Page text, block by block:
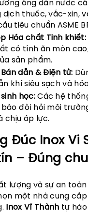
ống dẫn nước
dịch thuốc, vắc-xin,
tiêu chuẩn ASME
Hóa chất Tinh khiết:
có tính ăn mòn
sản phẩm.
dẫn & Điện tử:
khí siêu sạch và
học:Các hệ
đòi hỏi môi
chịu áp lực.
Đúc Inox Vi
– Đúng
lượng và sự an
một nhà cung
Inox Vĩ Thành tự